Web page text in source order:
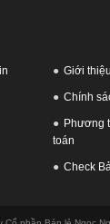
Giới thiệu
Chính
Phương
toán
Check